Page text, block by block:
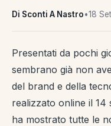
Di Sconti A Nastro•18
Presentati da pochi
sembrano già non
del brand e della
realizzato online il 14
ha mostrato tutte le